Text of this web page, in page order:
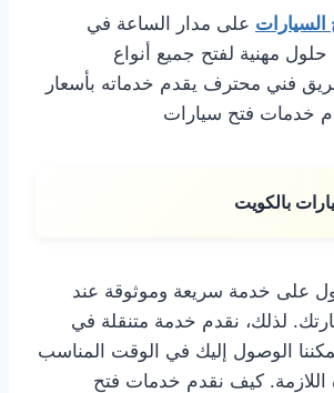
السيارات على مدار الساعة في
مهنية لفتح جميع أنواع
فني محترف يقدم خدماته بأسعار
خدمات فتح سيارات
بالكويت
على خدمة سريعة وموثوقة عند
لذلك، نقدم خدمة متنقلة في
الوصول إليك في الوقت المناسب
اللازمة. كيف نقدم خدمات فتح